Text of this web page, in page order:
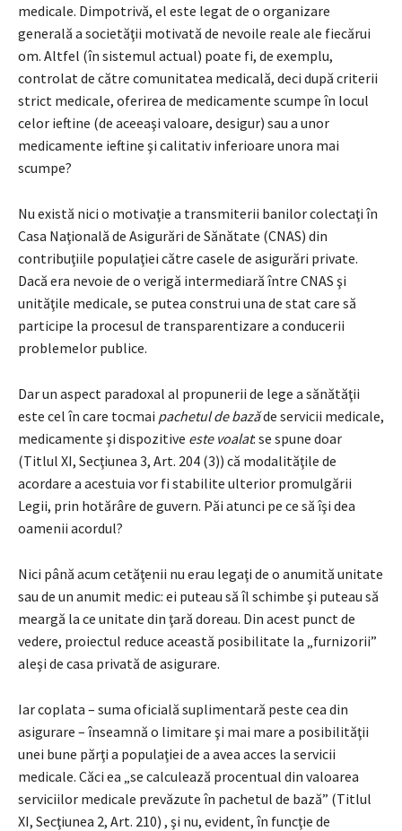
medicale. Dimpotrivă, el este legat de o organizare
generală a societăţii motivată de nevoile reale ale fiecărui
om. Altfel (în sistemul actual) poate fi, de exemplu,
controlat de către comunitatea medicală, deci după criterii
strict medicale, oferirea de medicamente scumpe în locul
celor ieftine (de aceeaşi valoare, desigur) sau a unor
medicamente ieftine şi calitativ inferioare unora mai
scumpe?
Nu există nici o motivaţie a transmiterii banilor colectaţi în
Casa Naţională de Asigurări de Sănătate (CNAS) din
contribuţiile populaţiei către casele de asigurări private.
Dacă era nevoie de o verigă intermediară între CNAS şi
unităţile medicale, se putea construi una de stat care să
participe la procesul de transparentizare a conducerii
problemelor publice.
Dar un aspect paradoxal al propunerii de lege a sănătăţii
este cel în care tocmai pachetul de bazăde servicii medicale,
medicamente şi dispozitive este voalat: se spune doar
(Titlul XI, Secţiunea 3, Art. 204 (3)) că modalităţile de
acordare a acestuia vor fi stabilite ulterior promulgării
Legii, prin hotărâre de guvern. Păi atunci pe ce să îşi dea
oamenii acordul?
Nici până acum cetăţenii nu erau legaţi de o anumită unitate
sau de un anumit medic: ei puteau să îl schimbe şi puteau să
meargă la ce unitate din ţară doreau. Din acest punct de
vedere, proiectul reduce această posibilitate la „furnizorii”
aleşi de casa privată de asigurare.
Iar coplata – suma oficială suplimentară peste cea din
asigurare – înseamnă o limitare şi mai mare a posibilităţii
unei bune părţi a populaţiei de a avea acces la servicii
medicale. Căci ea „se calculează procentual din valoarea
serviciilor medicale prevăzute în pachetul de bază” (Titlul
XI, Secţiunea 2, Art. 210) , şi nu, evident, în funcţie de